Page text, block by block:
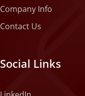
Company Info
Contact Us
Social Links